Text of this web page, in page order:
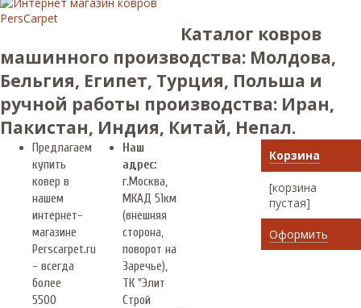
Каталог ковров
машинного производства: Молдова,
Бельгия, Египет, Турция, Польша и
ручной работы производства: Иран,
Пакистан, Индия, Китай, Непал.
Предлагаем
купить
ковер в
нашем
интернет-
магазине
Perscarpet.ru
- всегда
более
5500
Наш
адрес:
г.Москва
МКАД 51км
(внешняя
сторона,
поворот на
Заречье),
ТК "Элит
Строй
Корзина
[корзина
пустая]
Оформить